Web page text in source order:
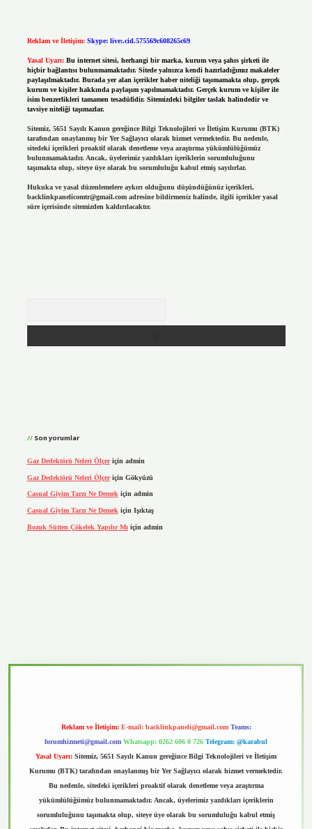
Reklam ve İletişim: Skype: live:.cid.575569c608265c69
Yasal Uyarı: Bu internet sitesi, herhangi bir marka, kurum veya şahıs şirketi ile
hiçbir bağlantısı bulunmamaktadır. Sitede yalnızca kendi hazırladığımız makaleler
paylaşılmaktadır. Burada yer alan içerikler haber niteliği taşımamakta olup, gerçek
kurum ve kişiler hakkında paylaşım yapılmamaktadır. Gerçek kurum ve kişiler ile
isim benzerlikleri tamamen tesadüfidir. Sitemizdeki bilgiler taslak halindedir ve
tavsiye niteliği taşımazlar.
Sitemiz, 5651 Sayılı Kanun gereğince Bilgi Teknolojileri ve İletişim Kurumu (BTK)
tarafından onaylanmış bir Yer Sağlayıcı olarak hizmet vermektedir. Bu nedenle,
sitedeki içerikleri proaktif olarak denetleme veya araştırma yükümlülüğümüz
bulunmamaktadır. Ancak, üyelerimiz yazdıkları içeriklerin sorumluluğunu
taşımakta olup, siteye üye olarak bu sorumluluğu kabul etmiş sayılırlar.
Hukuka ve yasal düzenlemelere aykırı olduğunu düşündüğünüz içerikleri,
backlinkpanelicomtr@gmail.comadresine bildirmeniz halinde, ilgili içerikler yasal
süre içerisinde sitemizden kaldırılacaktır.
Son yorumlar
Gaz Dedektörü Neleri Ölçeriçin admin
Gaz Dedektörü Neleri Ölçeriçin Gökyüzü
Casual Giyim Tarzı Ne Demekiçin admin
Casual Giyim Tarzı Ne Demek için Işıktaş
Bozuk Sütten Çökelek Yapılır Mı için admin
Reklam ve İletişim: E-mail: backlinkpaneli@gmail.com Teams:
forumhizmeti@gmail.com Whatsapp: 0262 606 0 726 Telegram: @karabul
Yasal Uyarı: Sitemiz, 5651 Sayılı Kanun gereğince Bilgi Teknolojileri ve İletişim
Kurumu (BTK) tarafından onaylanmış bir Yer Sağlayıcı olarak hizmet vermektedir.
Bu nedenle, sitedeki içerikleri proaktif olarak denetleme veya araştırma
yükümlülüğümüz bulunmamaktadır. Ancak, üyelerimiz yazdıkları içeriklerin
sorumluluğunu taşımakta olup, siteye üye olarak bu sorumluluğu kabul etmiş